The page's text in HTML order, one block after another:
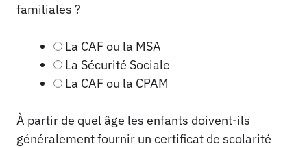
familiales ?
La CAF ou la MSA
La Sécurité Sociale
La CAF ou la CPAM
À partir de quel âge les enfants doivent-ils
généralement fournir un certificat de scolarité